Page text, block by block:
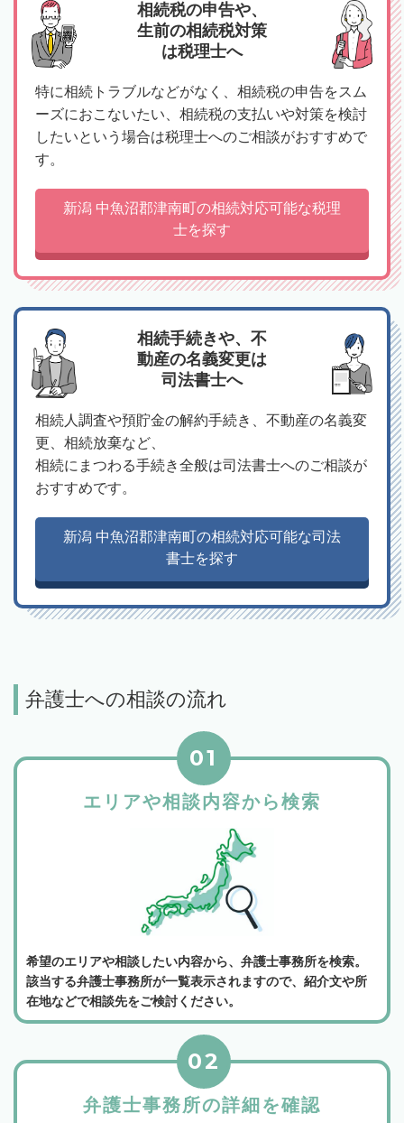
相続税の申告や、
生前の相続税対策
は税理士へ
特に相続トラブルなどがなく、相続税の申告をスム
ーズにおこないたい、相続税の支払いや対策を検討
したいという場合は税理士へのご相談がおすすめで
す。
新潟 中魚沼郡津南町の相続対応可能な税理
士を探す
相続手続きや、不
動産の名義変更は
司法書士へ
相続人調査や預貯金の解約手続き、不動産の名義変
更、相続放棄など、
相続にまつわる手続き全般は司法書士へのご相談が
おすすめです。
新潟 中魚沼郡津南町の相続対応可能な司法
書士を探す
弁護士への相談の流れ
エリアや相談内容から検索
01
希望のエリアや相談したい内容から、弁護士事務所を検索。
該当する弁護士事務所が一覧表示されますので、紹介文や所
在地などで相談先をご検討ください。
弁護士事務所の詳細を確認
02